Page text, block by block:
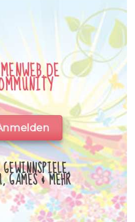
GAMES & MEHR